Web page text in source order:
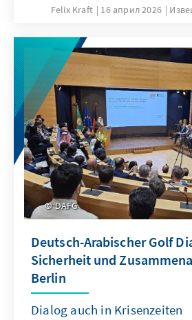
Felix Kraft 16 април 2026
DAFG
Deutsch-Arabischer Golf
Sicherheit und
Berlin
Dialog auch in Krisenzeiten